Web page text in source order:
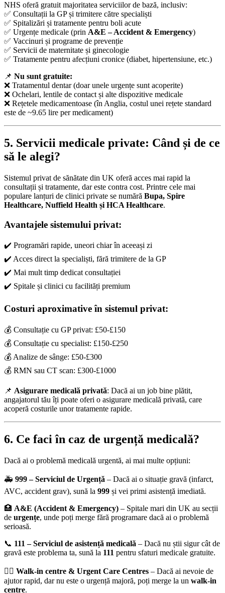
NHS oferă gratuit majoritatea serviciilor de bază, inclusiv:
✅ Consultații la GP și trimitere către specialiști
✅ Spitalizări și tratamente pentru boli acute
✅ Urgențe medicale (prin A&E – Accident & Emergency)
✅ Vaccinuri și programe de prevenție
✅ Servicii de maternitate și ginecologie
✅ Tratamente pentru afecțiuni cronice (diabet, hipertensiune, etc.)
📌 Nu sunt gratuite:
❌ Tratamentul dentar (doar unele urgențe sunt acoperite)
❌ Ochelari, lentile de contact și alte dispozitive medicale
❌ Rețetele medicamentoase (în Anglia, costul unei rețete standard
este de ~9.65 lire per medicament)
5. Servicii medicale private: Când și de ce
să le alegi?
Sistemul privat de sănătate din UK oferă acces mai rapid la
consultații și tratamente, dar este contra cost. Printre cele mai
populare lanțuri de clinici private se numără Bupa, Spire
Healthcare, Nuffield Health și HCA Healthcare.
Avantajele sistemului privat:
✔️ Programări rapide, uneori chiar în aceeași zi
✔️ Acces direct la specialiști, fără trimitere de la GP
✔️ Mai mult timp dedicat consultației
✔️ Spitale și clinici cu facilități premium
Costuri aproximative în sistemul privat:
💰 Consultație cu GP privat: £50-£150
💰 Consultație cu specialist: £150-£250
💰 Analize de sânge: £50-£300
💰 RMN sau CT scan: £300-£1000
📌 Asigurare medicală privată: Dacă ai un job bine plătit,
angajatorul tău îți poate oferi o asigurare medicală privată, care
acoperă costurile unor tratamente rapide.
6. Ce faci în caz de urgență medicală?
Dacă ai o problemă medicală urgentă, ai mai multe opțiuni:
🚑 999 – Serviciul de Urgență – Dacă ai o situație gravă (infarct,
AVC, accident grav), sună la 999 și vei primi asistență imediată.
🏥 A&E (Accident & Emergency) – Spitale mari din UK au secții
de urgențe, unde poți merge fără programare dacă ai o problemă
serioasă.
📞 111 – Serviciul de asistență medicală – Dacă nu știi sigur cât de
gravă este problema ta, sună la 111 pentru sfaturi medicale gratuite.
👩‍⚕️ Walk-in centre & Urgent Care Centres – Dacă ai nevoie de
ajutor rapid, dar nu este o urgență majoră, poți merge la un walk-in
centre.